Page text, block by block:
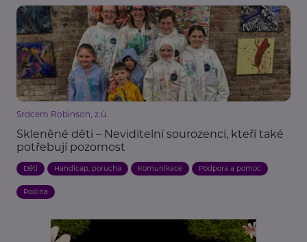
Srdcem Robinson, z.ú.
Skleněné děti – Neviditelní sourozenci, kteří také
potřebují pozornost
Děti Handicap, porucha Komunikace Podpora a pomoc
Rodina